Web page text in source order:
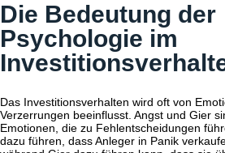
Die Bedeutung der
Psychologie im
Das Investitionsverhalten wird oft von
Verzerrungen beeinflusst. Angst und Gier
Emotionen, die zu Fehlentscheidungen
dazu führen, dass Anleger in Panik